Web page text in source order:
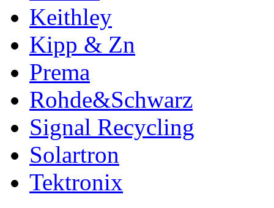
Keithley
Kipp & Zn
Prema
Rohde&Schwarz
Signal Recycling
Solartron
Tektronix